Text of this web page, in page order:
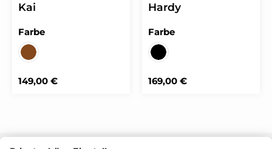
Kai
Farbeauswählen
BINGO nougat
Regulärer Preis:
149,00 €
Hardy
Farbeauswählen
SPORTFLEX/SOFTCALF
Regulärer Preis:
169,00 €